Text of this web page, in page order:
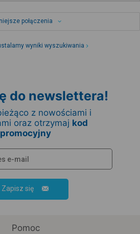
połączenia
wyniki wyszukiwania
do newslettera!
z nowościami i
oraz otrzymaj kod
promocyjny
Zapisz się
Pomoc